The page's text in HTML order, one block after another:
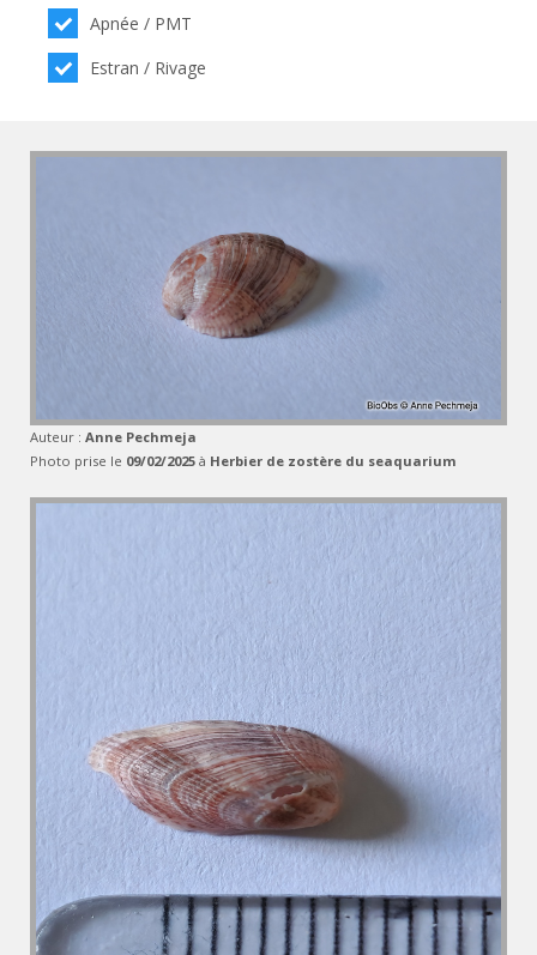
Apnée / PMT
Estran / Rivage
Auteur : Anne Pechmeja
Photo prise le 09/02/2025 à Herbier de zostère du seaquarium